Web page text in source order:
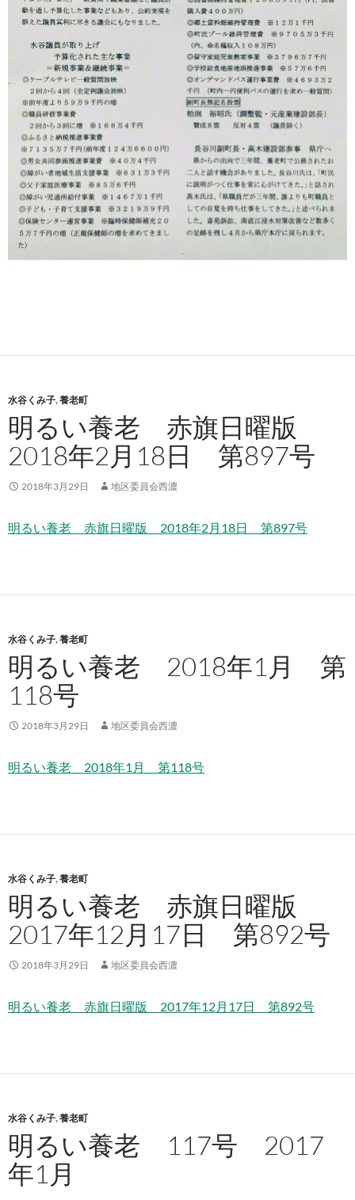
水谷くみ子,養老町
明るい養老 赤旗日曜版
2018年2月18日 第897号
2018年3月29日 地区委員会西濃
明るい養老 赤旗日曜版 2018年2月18日 第897号
水谷くみ子,養老町
明るい養老 2018年1月 第
118号
2018年3月29日 地区委員会西濃
明るい養老 2018年1月 第118号
水谷くみ子,養老町
明るい養老 赤旗日曜版
2017年12月17日 第892号
2018年3月29日 地区委員会西濃
明るい養老 赤旗日曜版 2017年12月17日 第892号
水谷くみ子,養老町
明るい養老 117号 2017
年1月